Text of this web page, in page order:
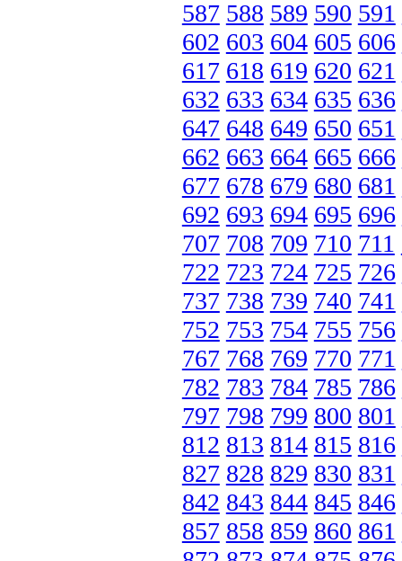
587 588 589 590 591
602 603 604 605 606
617 618 619 620 621
632 633 634 635 636
647 648 649 650 651
662 663 664 665 666
677 678 679 680 681
692 693 694 695 696
707 708 709 710 711
722 723 724 725 726
737 738 739 740 741
752 753 754 755 756
767 768 769 770 771
782 783 784 785 786
797 798 799 800 801
812 813 814 815 816
827 828 829 830 831
842 843 844 845 846
857 858 859 860 861